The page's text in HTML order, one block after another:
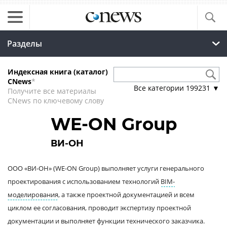
Разделы
Индексная книга (каталог)
CNews*
Получите все материалы
CNews по ключевому слову
Все категории 199231 ▼
WE-ON Group
ВИ-ОН
ООО «ВИ-ОН» (WE-ON Group) выполняет услуги генерального
проектирования с использованием технологий BIM-
моделирования, а также проектной документацией и всем
циклом ее согласования, проводит экспертизу проектной
документации и выполняет функции технического заказчика.